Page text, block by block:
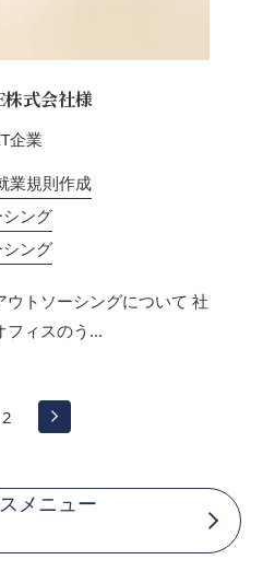
式会社様
企業
業規則作成
ング
ング
ウトソーシングについて 社
フィスのう...
2
メニュー